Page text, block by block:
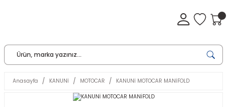
Anasayfa KANUNİ MOTOCAR KANUNİ MOTOCAR MANİFOLD